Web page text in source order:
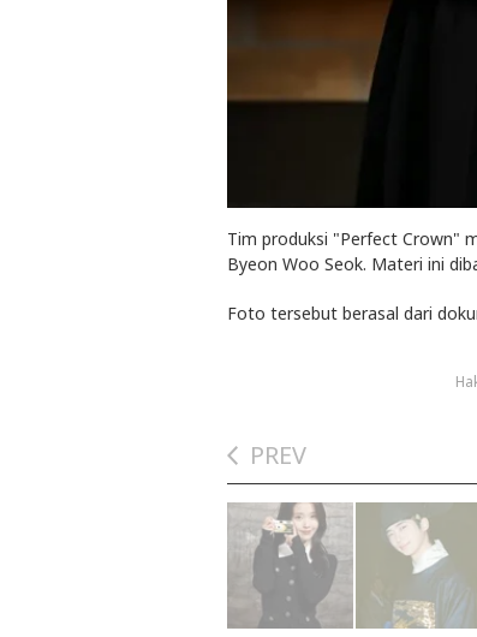
Tim produksi "Perfect Crown"
Byeon Woo Seok. Materi ini
Foto tersebut berasal dari
PREV